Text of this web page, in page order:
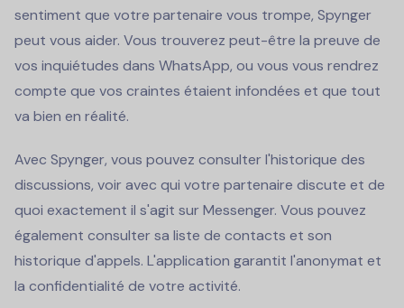
sentiment que votre partenaire vous trompe, Spynger
peut vous aider. Vous trouverez peut-être la preuve de
vos inquiétudes dans WhatsApp, ou vous vous rendrez
compte que vos craintes étaient infondées et que tout
va bien en réalité.
Avec Spynger, vous pouvez consulter l'historique des
discussions, voir avec qui votre partenaire discute et de
quoi exactement il s'agit sur Messenger. Vous pouvez
également consulter sa liste de contacts et son
historique d'appels. L'application garantit l'anonymat et
la confidentialité de votre activité.